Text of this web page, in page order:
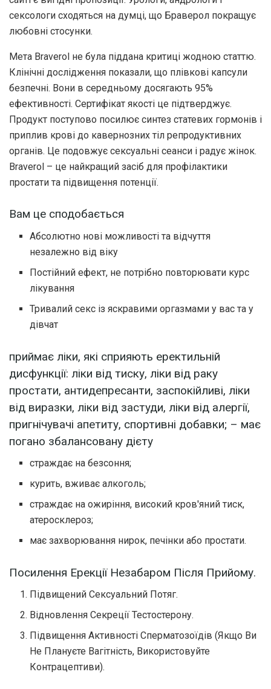
сексологи сходяться на думці, що Браверол покращує
любовні стосунки.
Мета Braverol не була піддана критиці жодною статтю.
Клінічні дослідження показали, що плівкові капсули
безпечні. Вони в середньому досягають 95%
ефективності. Сертифікат якості це підтверджує.
Продукт поступово посилює синтез статевих гормонів і
приплив крові до кавернозних тіл репродуктивних
органів. Це подовжує сексуальні сеанси і радує жінок.
Braverol – це найкращий засіб для профілактики
простати та підвищення потенції.
Вам це сподобається
Абсолютно нові можливості та відчуття
незалежно від віку
Постійний ефект, не потрібно повторювати курс
лікування
Тривалий секс із яскравими оргазмами у вас та у
дівчат
приймає ліки, які сприяють еректильній
дисфункції: ліки від тиску, ліки від раку
простати, антидепресанти, заспокійливі, ліки
від виразки, ліки від застуди, ліки від алергії,
пригнічувачі апетиту, спортивні добавки; – має
погано збалансовану дієту
страждає на безсоння;
курить, вживає алкоголь;
страждає на ожиріння, високий кров'яний тиск,
атеросклероз;
має захворювання нирок, печінки або простати.
Посилення Ерекції Незабаром Після Прийому.
Підвищений Сексуальний Потяг.
Відновлення Секреції Тестостерону.
Підвищення Активності Сперматозоїдів (Якщо Ви
Не Плануєте Вагітність, Використовуйте
Контрацептиви).